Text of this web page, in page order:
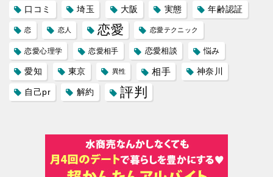
口コミ 埼玉 大阪 実態 年齢認証
恋 恋人 恋愛 恋愛テクニック
恋愛心理学 恋愛相手 恋愛相談 悩み
愛知 東京 異性 相手 神奈川
自己pr 解約 評判